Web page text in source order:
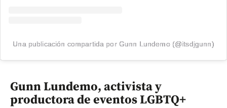
Una publicación compartida por Gunn Lundemo (@itsdjgunn)
Gunn Lundemo, activista y
productora de eventos LGBTQ+